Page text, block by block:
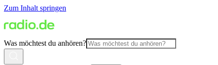
Zum Inhalt springen
Was möchtest du anhören?